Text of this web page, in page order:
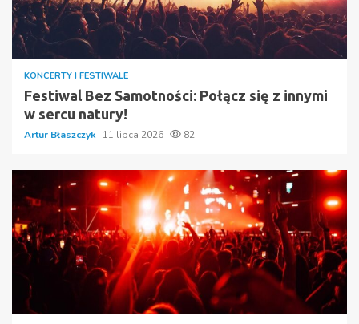
KONCERTY I FESTIWALE
Festiwal Bez Samotności: Połącz się z innymi
w sercu natury!
Artur Błaszczyk 11 lipca 2026 82